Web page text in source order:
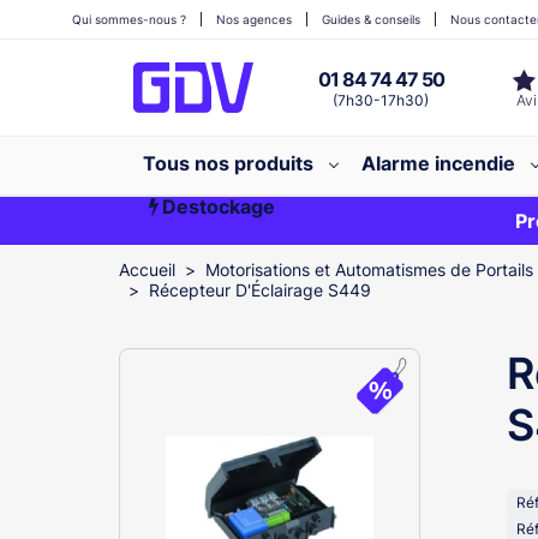
01 84 74 47 50
(7h30-17h30)
Qui sommes-nous ? Nos agences Guides & conseils Nous
Tous nos produits Alarme incendie
Destockage
Première commande ?
EXCLU
Accueil Motorisations et Automatismes de Portails
Récepteur D'Éclairage S449